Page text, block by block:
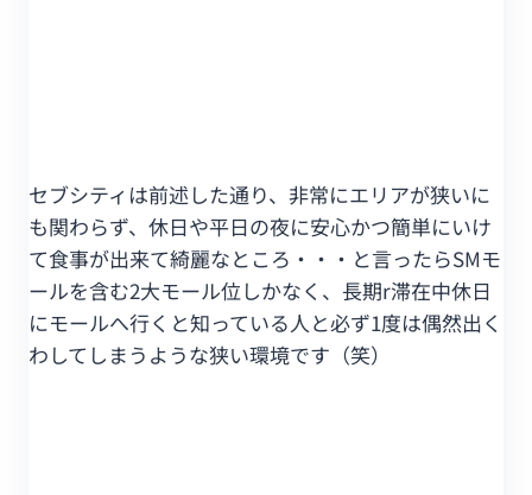
セブシティは前述した通り、非常にエリアが狭いに
も関わらず、休日や平日の夜に安心かつ簡単にいけ
て食事が出来て綺麗なところ・・・と言ったらSMモ
ールを含む2大モール位しかなく、長期r滞在中休日
にモールへ行くと知っている人と必ず1度は偶然出く
わしてしまうような狭い環境です（笑）